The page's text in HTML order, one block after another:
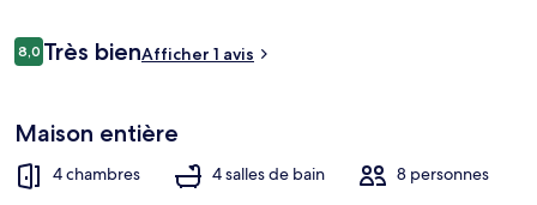
Avis
8,08,0 sur 10 –
Très bienAfficher 1 avis
Maison entière
4 chambres 4 salles de bain 8 personnes